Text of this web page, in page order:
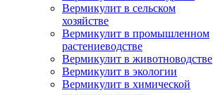
Вермикулит в сельском
хозяйстве
Вермикулит в промышленном
растениеводстве
Вермикулит в животноводстве
Вермикулит в экологии
Вермикулит в химической